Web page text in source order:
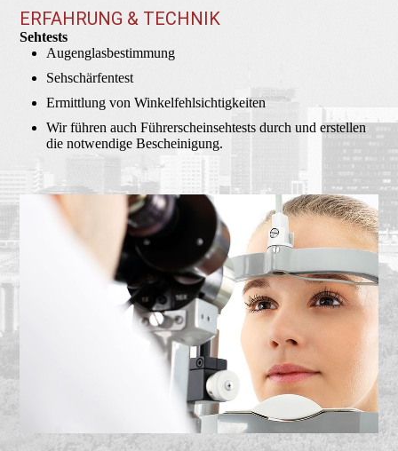
ERFAHRUNG & TECHNIK
Sehtests
Augenglasbestimmung
Sehschärfentest
Ermittlung von Winkelfehlsichtigkeiten
Wir führen auch Führerscheinsehtests durch und erstellen
die notwendige Bescheinigung.